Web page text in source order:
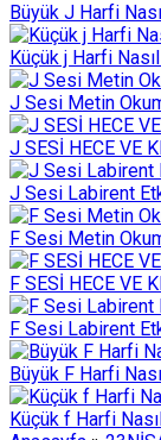
Büyük J Harfi
Küçük j Harfi
J Sesi Metin
J SESİ HECE VE
J Sesi Labirent
F Sesi Metin
F SESİ HECE VE
F Sesi Labirent
Büyük F Harfi
Küçük f Harfi